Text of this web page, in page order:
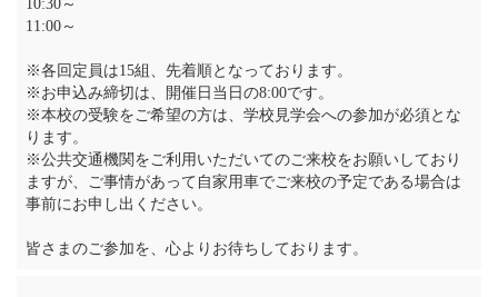
10:30～
11:00～
※各回定員は15組、先着順となっております。
※お申込み締切は、開催日当日の8:00です。
※本校の受験をご希望の方は、学校見学会への参加が必須とな
ります。
※公共交通機関をご利用いただいてのご来校をお願いしており
ますが、ご事情があって自家用車でご来校の予定である場合は
事前にお申し出ください。
皆さまのご参加を、心よりお待ちしております。